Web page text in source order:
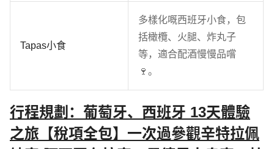
Tapas小食
多樣化嘅西班牙小食，包
括橄欖、火腿、炸丸子
等，適合配酒慢慢品嚐
🍷。
行程規劃：葡萄牙、西班牙 13天體驗
之旅【稅項全包】一次過參觀辛特拉佩